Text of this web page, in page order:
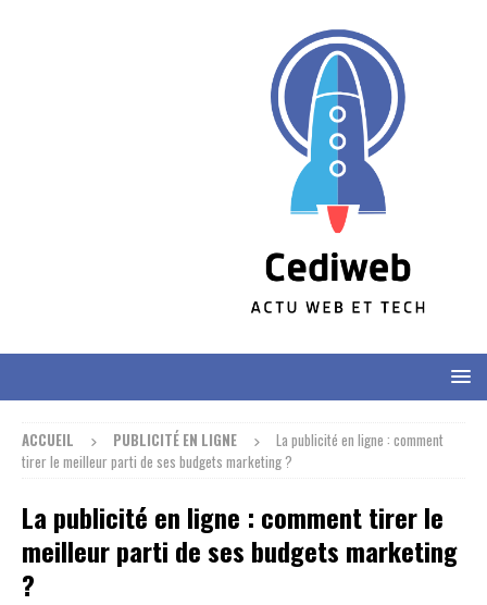
ACCUEIL PUBLICITÉ EN LIGNE
La publicité en ligne : comment
tirer le meilleur parti de ses budgets marketing ?
La publicité en ligne : comment tirer le
meilleur parti de ses budgets marketing
?